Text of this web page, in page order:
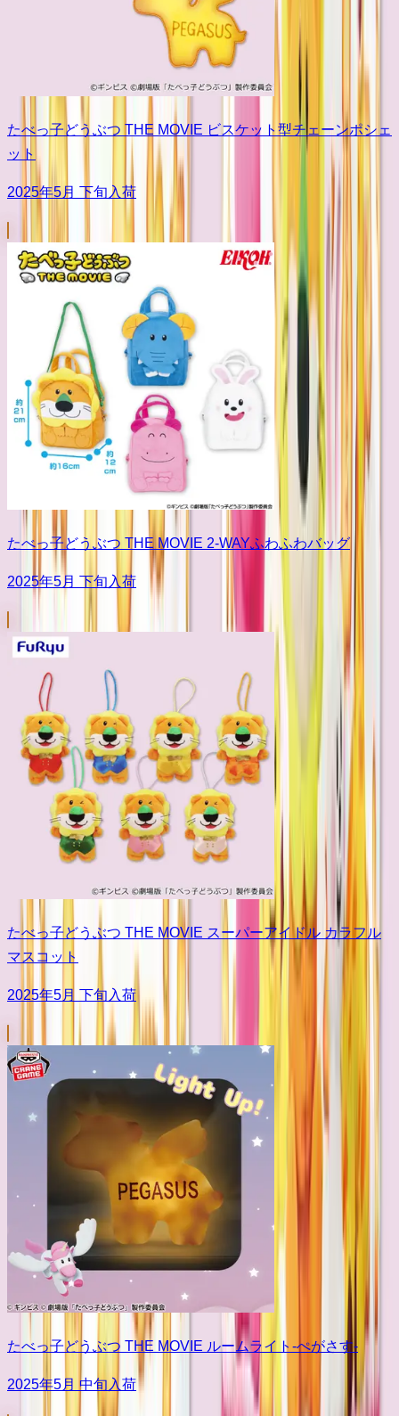
たべっ子どうぶつ THE MOVIE ビスケット型チェーンポシェ
ット
2025年5月 下旬入荷
たべっ子どうぶつ THE MOVIE 2-WAYふわふわバッグ
2025年5月 下旬入荷
たべっ子どうぶつ THE MOVIE スーパーアイドル カラフル
マスコット
2025年5月 下旬入荷
たべっ子どうぶつ THE MOVIE ルームライト-ぺがさす-
2025年5月 中旬入荷